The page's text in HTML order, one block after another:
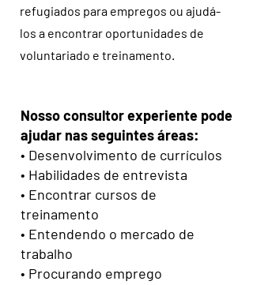
refugiados para empregos ou ajudá-
los a encontrar oportunidades de
voluntariado e treinamento.
Nosso consultor experiente pode
ajudar nas seguintes áreas:
• Desenvolvimento de currículos
• Habilidades de entrevista
• Encontrar cursos de
treinamento
• Entendendo o mercado de
trabalho
• Procurando emprego